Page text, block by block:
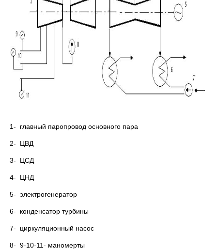
1- главный паропровод основного пара
2- ЦВД
3- ЦСД
4- ЦНД
5- электрогенератор
6- конденсатор турбины
7- циркуляционный насос
8- 9-10-11- маномерты